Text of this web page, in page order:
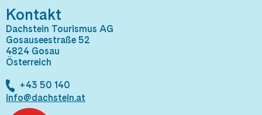
Kontakt
Dachstein Tourismus AG
Gosauseestraße 52
4824 Gosau
Österreich
+43 50 140
info@dachstein.at